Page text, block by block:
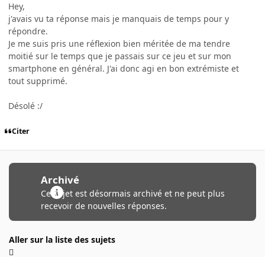
Hey,
j'avais vu ta réponse mais je manquais de temps pour y
répondre.
Je me suis pris une réflexion bien méritée de ma tendre
moitié sur le temps que je passais sur ce jeu et sur mon
smartphone en général. J'ai donc agi en bon extrémiste et
tout supprimé.
Désolé :/
Citer
Archivé
Ce sujet est désormais archivé et ne peut plus
recevoir de nouvelles réponses.
Aller sur la liste des sujets